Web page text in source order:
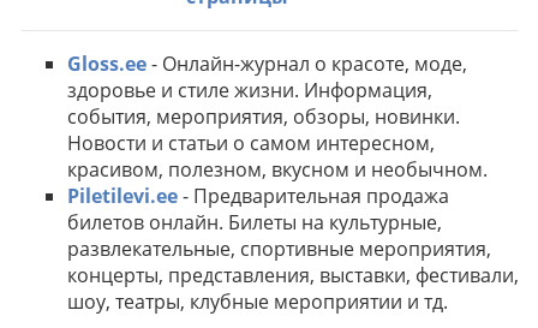
Gloss.ee- Онлайн-журнал о красоте, моде,
здоровье и стиле жизни. Информация,
события, мероприятия, обзоры, новинки.
Новости и статьи о самом интересном,
красивом, полезном, вкусном и необычном.
Piletilevi.ee- Предварительная продажа
билетов онлайн. Билеты на культурные,
развлекательные, спортивные мероприятия,
концерты, представления, выставки, фестивали,
шоу, театры, клубные мероприятии и тд.